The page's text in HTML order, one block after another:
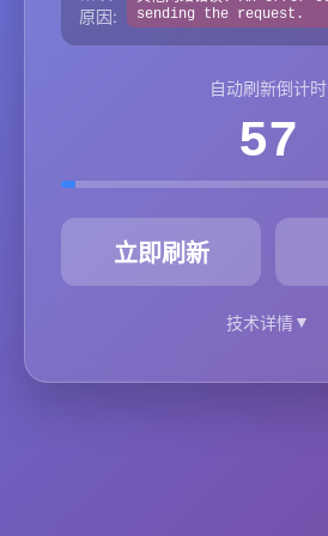
原因:
sending the request.
自动刷新倒计时
57
立即刷新
技术详情▼